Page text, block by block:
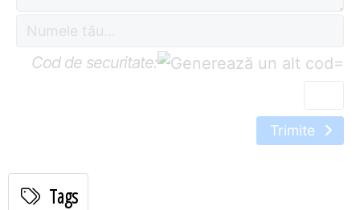
Cod de securitate: =
Trimite
Tags